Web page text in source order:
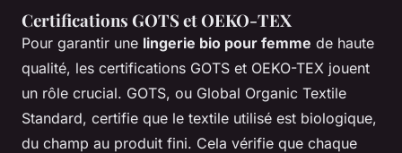
Certifications GOTS et OEKO-TEX
Pour garantir une lingerie bio pour femme de haute
qualité, les certifications GOTS et OEKO-TEX jouent
un rôle crucial. GOTS, ou Global Organic Textile
Standard, certifie que le textile utilisé est biologique,
du champ au produit fini. Cela vérifie que chaque